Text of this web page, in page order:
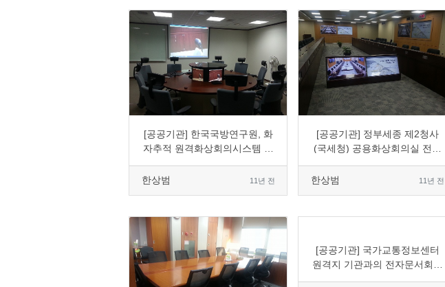
0 7906 1
[공공기관] 한국국방연구원, 화
자추적 원격화상회의시스템 구
축
한상범
11년 전
0 6976 2 0
[공공기관] 정부세종 제2청사
(국세청) 공용화상회의실 전자
문서회의 도입
한상범
11년 전
[공공기관] 국가교통정보센터
원격지 기관과의 전자문서회의
도입